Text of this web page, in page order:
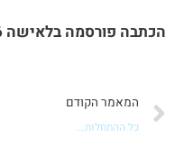
הכתבה פורסמה בלאישה 12.9.2016
קודם
המאמר הקודם
כל ההתחלות….